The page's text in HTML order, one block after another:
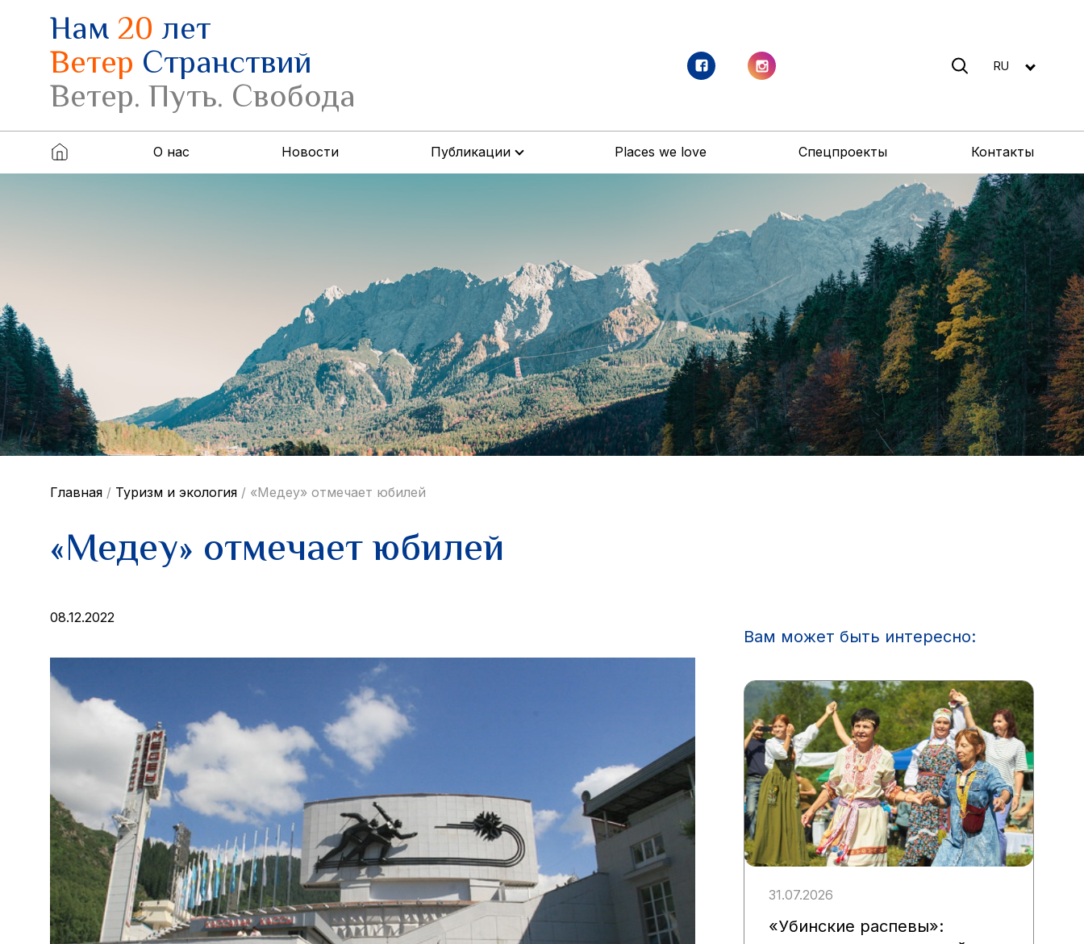
Нам20лет
Ветер Странствий
Ветер. Путь. Свобода
RU
О нас Новости Публикации Places we love Спецпроекты Контакты
Главная / Туризм и экология / «Медеу» отмечает юбилей
«Медеу» отмечает юбилей
08.12.2022
Вам может быть интересно:
31.07.2026
«Убинские распевы»: